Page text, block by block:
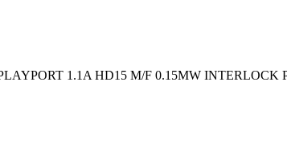
1.1A HD15 M/F 0.15MW INTERLOCK